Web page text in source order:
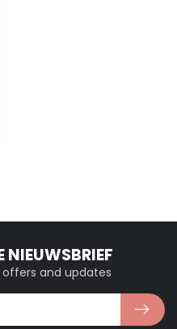
NIEUWSBRIEF
and updates